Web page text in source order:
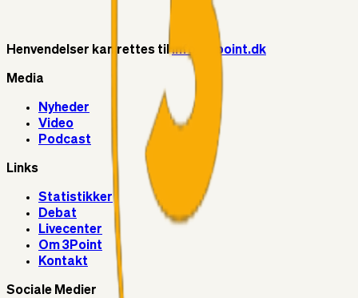
Henvendelser kan rettes tilinfo@3point.dk
Media
Nyheder
Video
Podcast
Links
Statistikker
Debat
Livecenter
Om 3Point
Kontakt
Sociale Medier